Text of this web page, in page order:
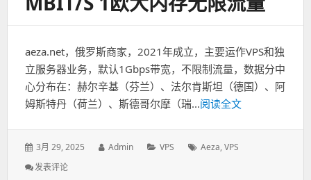
付
元
起,
核/2GB/20GB
SSD/8TB@10Gbps/IPv4+IPv6
aeza.net，俄罗斯商家，2021年成立，主要运作VPS和独
立服务器业务，默认1Gbps带宽，不限制流量，数据分中
心分布在：赫尔辛基（芬兰）、法尔肯斯坦（德国）、阿
姆斯特丹（荷兰）、斯德哥尔摩（瑞...阅读全文
发
表
于：
3月 29, 2025
作
Admin
分
VPS
标
Aeza,VPS
发表评论